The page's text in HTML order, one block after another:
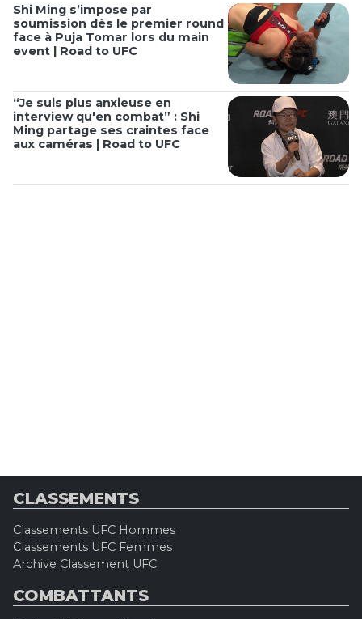
Shi Ming s’impose par
soumission dès le premier round
face à Puja Tomar lors du main
event | Road to UFC
“Je suis plus anxieuse en
interview qu'en combat” : Shi
Ming partage ses craintes face
aux caméras | Road to UFC
CLASSEMENTS
Classements UFC Hommes
Classements UFC Femmes
Archive Classement UFC
COMBATTANTS